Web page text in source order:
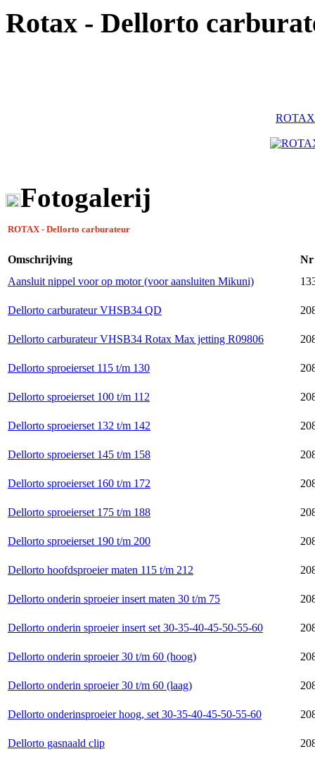
Rotax - Dellorto
ROTAX
Fotogalerij
ROTAX - Dellorto carburateur
Omschrijving
Nr
Aansluit nippel voor op motor (voor aansluiten Mikuni)
Dellorto carburateur VHSB34 QD
Dellorto carburateur VHSB34 Rotax Max jetting R09806
Dellorto sproeierset 115 t/m 130
Dellorto sproeierset 100 t/m 112
Dellorto sproeierset 132 t/m 142
Dellorto sproeierset 145 t/m 158
Dellorto sproeierset 160 t/m 172
Dellorto sproeierset 175 t/m 188
Dellorto sproeierset 190 t/m 200
Dellorto hoofdsproeier maten 115 t/m 212
Dellorto onderin sproeier insert maten 30 t/m 75
Dellorto onderin sproeier insert set 30-35-40-45-50-55-60
Dellorto onderin sproeier 30 t/m 60 (hoog)
Dellorto onderin sproeier 30 t/m 60 (laag)
Dellorto onderinsproeier hoog, set 30-35-40-45-50-55-60
Dellorto gasnaald clip